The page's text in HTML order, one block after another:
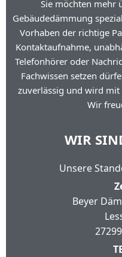
Sie möchten mehr
Gebäudedämmung
Vorhaben der richtige
Kontaktaufnahme,
Telefonhörer oder
Fachwissen setzen
zuverlässig und wird mit
Wir
WIR
Unsere
Beyer